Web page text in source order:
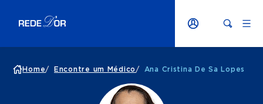
Home/ Encontre um Médico / Ana Cristina De Sa Lopes